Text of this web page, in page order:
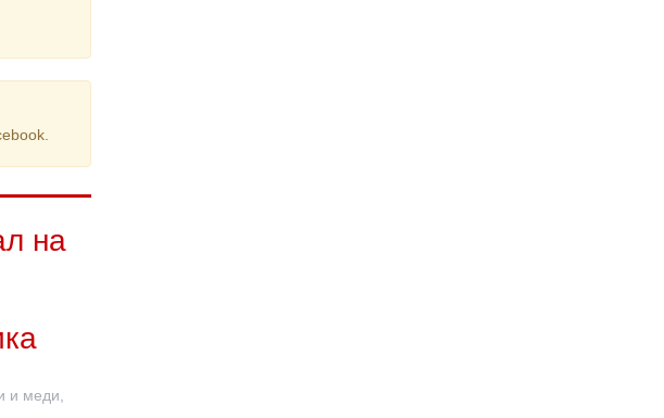
на
и меди,